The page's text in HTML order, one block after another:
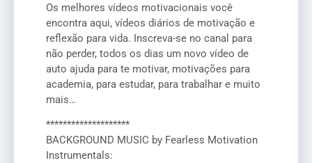
Os melhores vídeos motivacionais você
encontra aqui, vídeos diários de motivação e
reflexão para vida. Inscreva-se no canal para
não perder, todos os dias um novo vídeo de
auto ajuda para te motivar, motivações para
academia, para estudar, para trabalhar e muito
mais…
********************
BACKGROUND MUSIC by Fearless Motivation
Instrumentals: